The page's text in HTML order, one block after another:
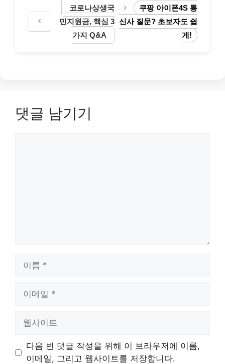
코로나상생국
민지원금, 핵심 3
가지 Q&A
쿠팡 아이폰4S 통
신사 질문? 초보자도 쉽
게!
댓글 남기기
트
다음 번 댓글 작성을 위해 이 브라우저에 이름,
이메일, 그리고 웹사이트를 저장합니다.